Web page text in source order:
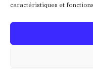
caractéristiques et